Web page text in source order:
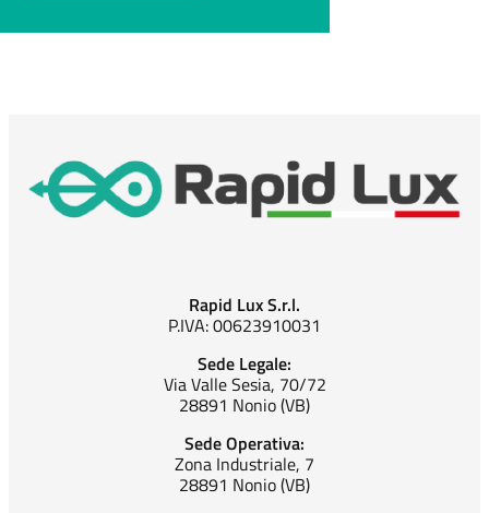
Rapid Lux S.r.l.
P.IVA: 00623910031
Sede Legale:
Via Valle Sesia, 70/72
28891 Nonio (VB)
Sede Operativa:
Zona Industriale, 7
28891 Nonio (VB)